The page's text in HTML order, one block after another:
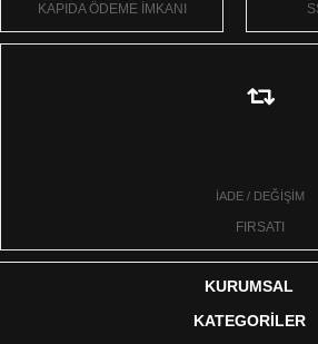
KAPIDA ÖDEME İMKANI
İADE / DEĞİŞİM
FIRSATI
KURUMSAL
KATEGORİLER